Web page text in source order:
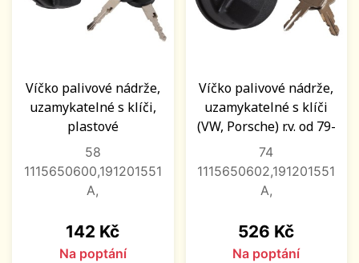
Víčko palivové nádrže,
uzamykatelné s klíči,
plastové
58
1115650600,191201551
A,
Cena
142 Kč
Na poptání
Víčko palivové nádrže,
uzamykatelné s klíči
(VW, Porsche) r.v. od 79-
74
1115650602,191201551
A,
Cena
526 Kč
Na poptání